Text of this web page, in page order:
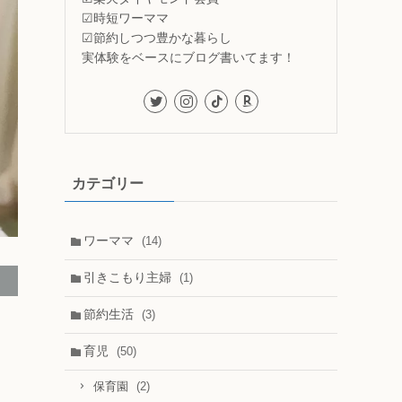
☑時短ワーママ
☑節約しつつ豊かな暮らし
実体験をベースにブログ書いてます！
カテゴリー
ワーママ (14)
引きこもり主婦 (1)
節約生活 (3)
育児 (50)
保育園 (2)